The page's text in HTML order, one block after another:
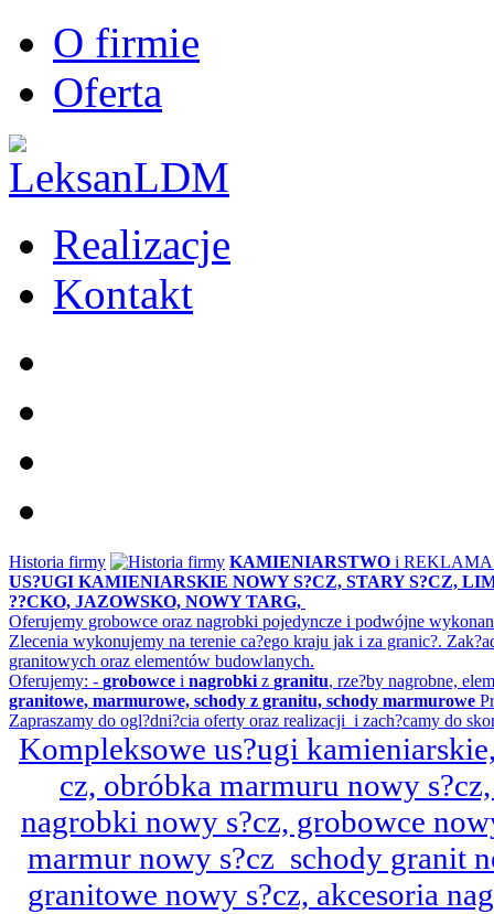
O firmie
Oferta
Realizacje
Kontakt
Historia firmy KAMIENIARSTWO i
US?UGI KAMIENIARSKIE NOWY S?CZ, STARY S?CZ,
??CKO, JAZOWSKO, NOWY TARG,
Oferujemy grobowce oraz nagrobki pojedyncze i podwójne
Zlecenia wykonujemy na terenie ca?ego kraju jak i za granic?.
granitowych oraz elementów budowlanych.
Oferujemy: - grobowce i nagrobki z granitu, rze?by nagrobne,
granitowe, marmurowe, schody z granitu, schody marmurowe
Zapraszamy do ogl?dni?cia oferty oraz realizacji i zach?camy do
Kompleksowe us?ugi
cz, obróbka marmuru nowy
nagrobki nowy s?cz, grobowce
marmur nowy s?cz schody granit
granitowe nowy s?cz, akcesoria